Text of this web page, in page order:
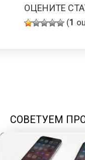
ОЦЕНИТЕ
(1
СОВЕТУЕМ